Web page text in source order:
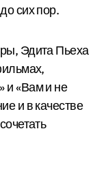
сих пор.
Эдита Пьеха
и «Вам и не
и в качестве